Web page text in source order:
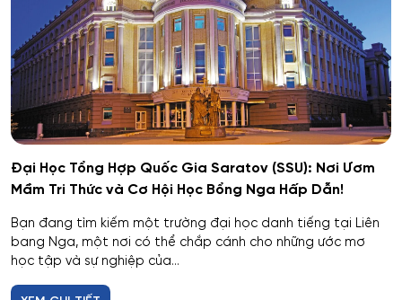
Penza
Barnaul
Kursk
Kaluga
Voronezh
An toàn thông tin
Biên - Phiên dịch
Biểu diễn nghệ thuật múa
Báo chí
Bản đồ và Địa tin học
Bảo mật công nghệ thông tin trong thực thi pháp luật
Bảo mật máy tính
Đại Học Tổng Hợp Quốc Gia Saratov (SSU): Nơi Ươm
Mầm Tri Thức và Cơ Hội Học Bổng Nga Hấp Dẫn!
Bạn đang tìm kiếm một trường đại học danh tiếng tại Liên
bang Nga, một nơi có thể chắp cánh cho những ước mơ
học tập và sự nghiệp của...